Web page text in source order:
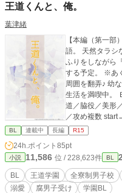
王道くんと、俺。
葉津緒
【本編（第一部
語。 天然タラシな美形腐男子くん（偽チャラ男）が、攻めの
ふりをしながら
する予定。 ※あくまでも本人の願望です。 現実では無自覚に
周囲を翻弄♪ 幼
生活を満喫中。 ＢＬ
道／脇役／美形
／攻め複数 start→2010（※旧個人サイトにて） ※表紙はか
んたん表紙メー
BL 連載中 長編 R15
24h.ポイント 85pt
小説 11,586 位 / 228,623件 BL
BL 王道学園 全寮制男子校
溺愛
腐男子受け 学園BL